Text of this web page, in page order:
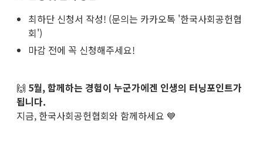
최하단 신청서 작성! (문의는 카카오톡 '한국사회공헌협
회')
마감 전에 꼭 신청해주세요!
🙌 5월, 함께하는 경험이 누군가에겐 인생의 터닝포인트가
됩니다.
지금, 한국사회공헌협회와 함께하세요 💙